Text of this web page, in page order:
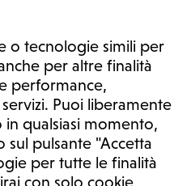
o tecnologie simili per
per altre finalità
performance,
Puoi liberamente
qualsiasi momento,
sul pulsante "Accetta
per tutte le finalità
con solo cookie
medico. In nessun caso,
dal medico. Non si
di una diagnosi, la
senza prima consultare un